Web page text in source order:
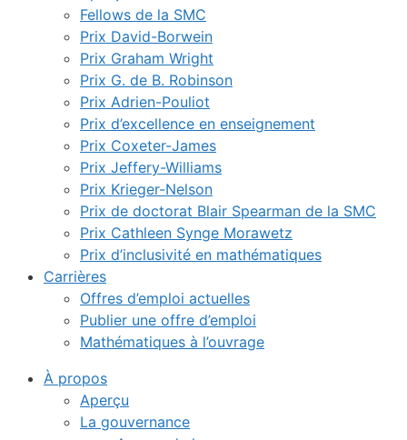
Fellows de la SMC
Prix David-Borwein
Prix Graham Wright
Prix G. de B. Robinson
Prix Adrien-Pouliot
Prix d’excellence en enseignement
Prix Coxeter-James
Prix Jeffery-Williams
Prix Krieger-Nelson
Prix de doctorat Blair Spearman de la SMC
Prix Cathleen Synge Morawetz
Prix d’inclusivité en mathématiques
Carrières
Offres d’emploi actuelles
Publier une offre d’emploi
Mathématiques à l’ouvrage
À propos
Aperçu
La gouvernance